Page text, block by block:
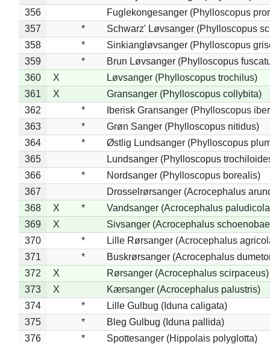
356
Fuglekongesanger (Phylloscopus
357
*
Schwarz' Løvsanger (Phylloscopus
358
*
Sinkiangløvsanger (Phylloscopus
359
*
Brun Løvsanger (Phylloscopus
360
X
Løvsanger (Phylloscopus trochilus)
361
X
Gransanger (Phylloscopus collybita)
362
*
Iberisk Gransanger (Phylloscopus
363
*
Grøn Sanger (Phylloscopus nitidus)
364
*
Østlig Lundsanger (Phylloscopus
365
Lundsanger (Phylloscopus
366
*
Nordsanger (Phylloscopus borealis)
367
Drosselrørsanger (Acrocephalus
368
X *
Vandsanger (Acrocephalus
369
X
Sivsanger (Acrocephalus
370
*
Lille Rørsanger (Acrocephalus
371
*
Buskrørsanger (Acrocephalus
372
X
Rørsanger (Acrocephalus scirpaceus)
373
X
Kærsanger (Acrocephalus palustris)
374
*
Lille Gulbug (Iduna caligata)
375
*
Bleg Gulbug (Iduna pallida)
376
*
Spottesanger (Hippolais polyglotta)